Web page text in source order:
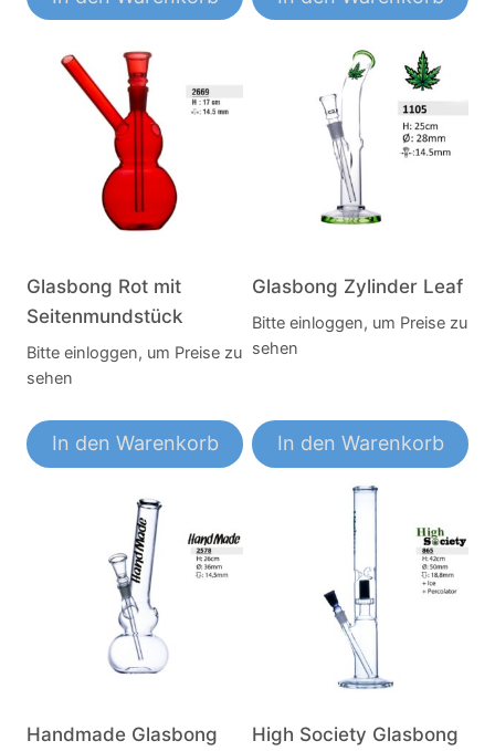
Glasbong Rot mit
Seitenmundstück
Bitte einloggen, um Preise zu
sehen
In den Warenkorb
Glasbong Zylinder Leaf
Bitte einloggen, um Preise zu
sehen
In den Warenkorb
Handmade Glasbong
High Society Glasbong